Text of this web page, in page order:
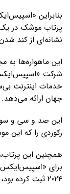
بنابراین
پرتاب موشک در
نشانه‌ای از کند
این ماهواره‌ها به
شرکت
خدمات اینترنت
جهان ارائه می‌دهد.
رکوردی را که
برای
۲۰۲۴ ثبت کرده بود، بهبود می‌بخشد.